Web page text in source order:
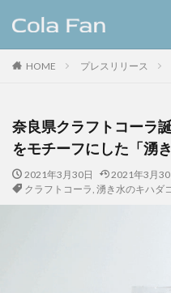
HOME プレスリリース
奈良県クラフトコーラ
をモチーフにした「湧
2021年3月30日 2021年3月30
クラフトコーラ, 湧き水のキハダ
クラフトコーラ レシピ
タグ
11種のスパイスコーラ